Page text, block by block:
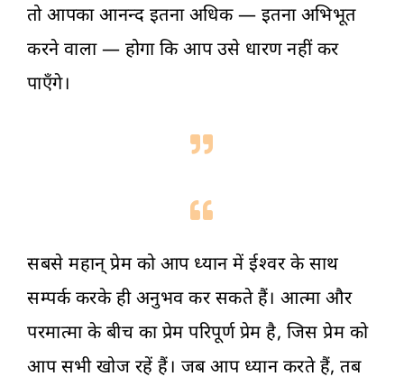
तो आपका आनन्द इतना अधिक — इतना अभिभूत
करने वाला — होगा कि आप उसे धारण नहीं कर
पाएँगे।
सबसे महान् प्रेम को आप ध्यान में ईश्वर के साथ
सम्पर्क करके ही अनुभव कर सकते हैं। आत्मा और
परमात्मा के बीच का प्रेम परिपूर्ण प्रेम है, जिस प्रेम को
आप सभी खोज रहें हैं। जब आप ध्यान करते हैं, तब